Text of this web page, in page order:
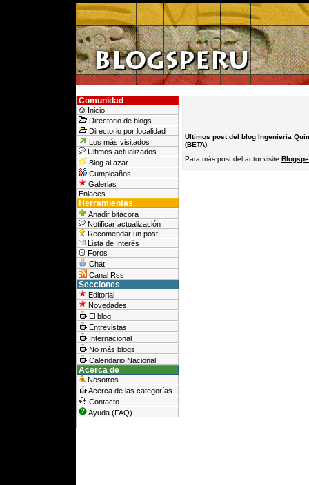
Comunidad
Inicio
Directorio de blogs
Directorio por localidad
Los más visitados
Ultimos actualizados
Blog al azar
Cumpleaños
Galerias
Enlaces
Herramientas
Anadir bitácora
Notificar actualización
Recomendar un post
Lista de Interés
Foros
Chat
Canal Rss
Secciones
Editorial
Novedades
El blog
Entrevistas
Internacional
No más blogs
Calendario Nacional
Acerca de
Nosotros
Acerca de las categorías
Contacto
Ayuda (FAQ)
Ultimos post del blog Ingeniería
(BETA)
Para más post del autor visite